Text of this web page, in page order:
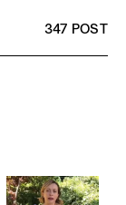
347 POST